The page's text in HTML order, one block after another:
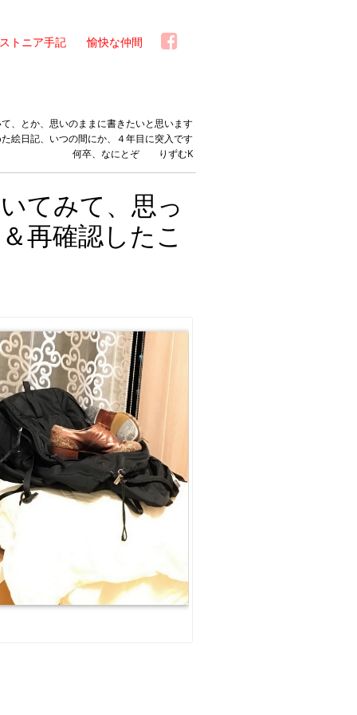
トニア手記 愉快な仲間
、とか、思いのままに書きたいと思います
絵日記、いつの間にか、４年目に突入です
何卒、なにとぞ りずむK
てみて、思っ
再確認したこ